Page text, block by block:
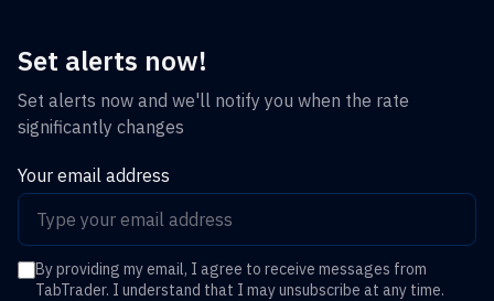
Set alerts now!
Set alerts now and we'll notify you when the rate
significantly changes
Your email address
By providing my email, I agree to receive messages from
TabTrader. I understand that I may unsubscribe at any time.